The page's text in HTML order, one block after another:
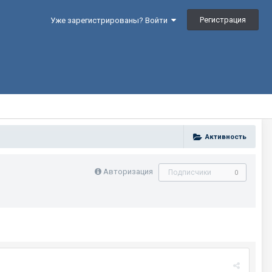
Уже зарегистрированы? Войти Регистрация
Активность
Авторизация Подписчики 0